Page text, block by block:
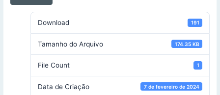
Download 191
Tamanho do Arquivo 174.35 KB
File Count 1
Data de Criação 7 de fevereiro de 2024